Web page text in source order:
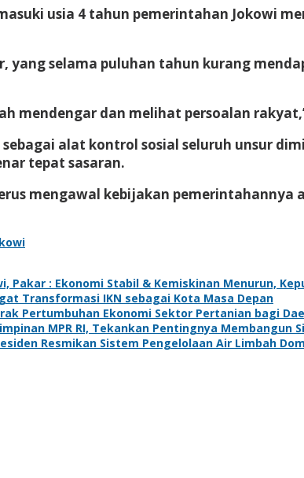
usia 4 tahun pemerintahan Jokowi
yang selama puluhan tahun kurang
mendengar dan melihat persoalan
alat kontrol sosial seluruh unsur
tepat sasaran.
mengawal kebijakan pemerintahannya
Pakar : Ekonomi Stabil & Kemiskinan Menurun,
Transformasi IKN sebagai Kota Masa Depan
Pertumbuhan Ekonomi Sektor Pertanian bagi
MPR RI, Tekankan Pentingnya Membangun
Resmikan Sistem Pengelolaan Air Limbah